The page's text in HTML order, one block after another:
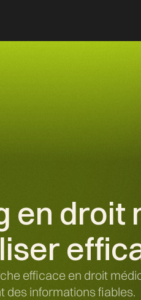
en droit
efficace en droit
des informations fiables.